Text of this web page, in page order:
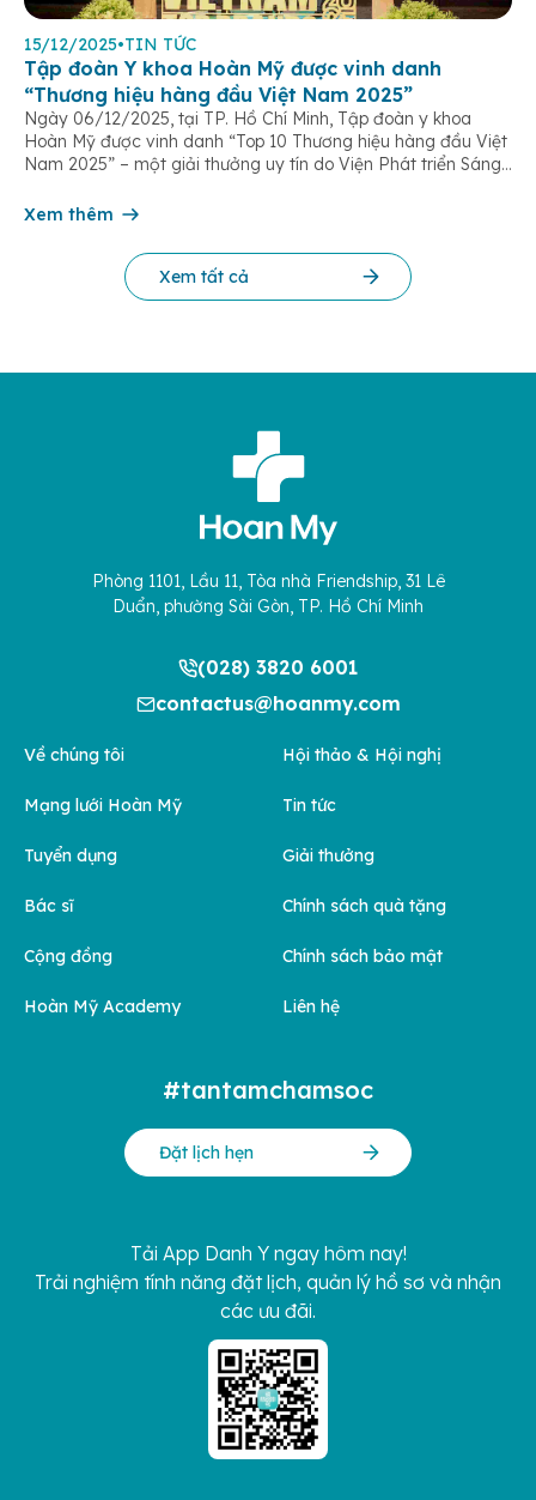
15/12/2025•TIN TỨC
Tập đoàn Y khoa Hoàn Mỹ được vinh danh
“Thương hiệu hàng đầu Việt Nam 2025”
Ngày 06/12/2025, tại TP. Hồ Chí Minh, Tập đoàn y khoa
Hoàn Mỹ được vinh danh “Top 10 Thương hiệu hàng đầu Việt
Nam 2025” – một giải thưởng uy tín do Viện Phát triển Sáng
cứu Phát triển Doanh nghiệp Châu Á […]
Xem thêm
Xem tất cả
Phòng 1101, Lầu 11, Tòa nhà Friendship, 31 Lê
Duẩn, phường Sài Gòn, TP. Hồ Chí Minh
(028) 3820 6001
contactus@hoanmy.com
Về chúng tôi
Mạng lưới Hoàn Mỹ
Tuyển dụng
Bác sĩ
Cộng đồng
Hoàn Mỹ Academy
Hội thảo & Hội nghị
Tin tức
Giải thưởng
Chính sách quà tặng
Chính sách bảo mật
Liên hệ
#tantamchamsoc
Đặt lịch hẹn
Tải App Danh Y ngay hôm nay!
Trải nghiệm tính năng đặt lịch, quản lý hồ sơ và nhận
các ưu đãi.